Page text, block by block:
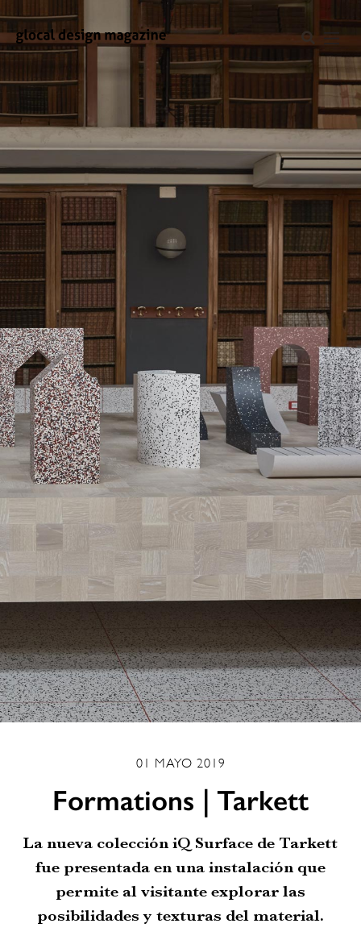
01 MAYO 2019
Formations | Tarkett
La nueva colección iQ Surface de Tarkett
fue presentada en una instalación que
permite al visitante explorar las
posibilidades y texturas del material.